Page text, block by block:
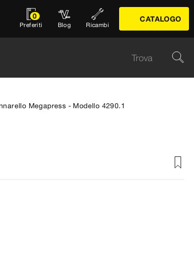
0
Preferiti Blog Ricambi
CATALOGO
Megapress - Modello 4290.1